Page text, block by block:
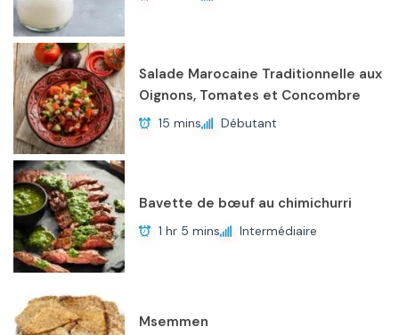
Salade Marocaine Traditionnelle aux
Oignons, Tomates et Concombre
15 mins Débutant
Bavette de bœuf au chimichurri
1 hr 5 mins Intermédiaire
Msemmen